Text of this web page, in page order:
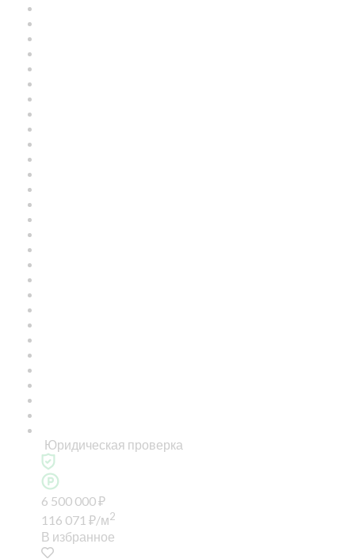
Юридическая проверка
6 500 000₽
116 071 ₽/м2
В избранное